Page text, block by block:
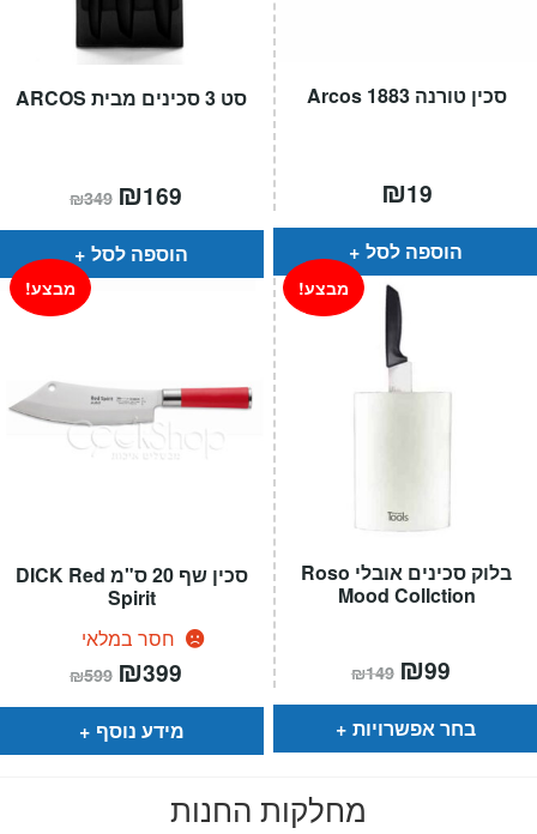
סט 3 סכינים מבית ARCOS
₪349 המחיר
המקורי
היה:
₪349.
₪169
הוא:
הוספה לסל
סכין טורנה 1883 Arcos
₪19
הוספה לסל
סכין שף 20 ס"מ DICK Red
Spirit
חסר במלאי
מבצע!
₪599 המחיר
המקורי
היה:
₪599.
₪399
הוא:
מידע נוסף
בלוק סכינים אובלי Roso
Mood Collction
מבצע!
₪149 המחיר
המקורי
היה:
₪149.
₪99
הוא:
בחר אפשרויות
מחלקות החנות